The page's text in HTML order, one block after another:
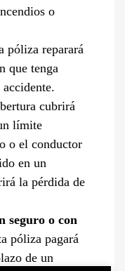
o
póliza reparará
que tenga
cubrirá
límite
o el conductor
en un
la pérdida de
seguro o con
póliza pagará
de un